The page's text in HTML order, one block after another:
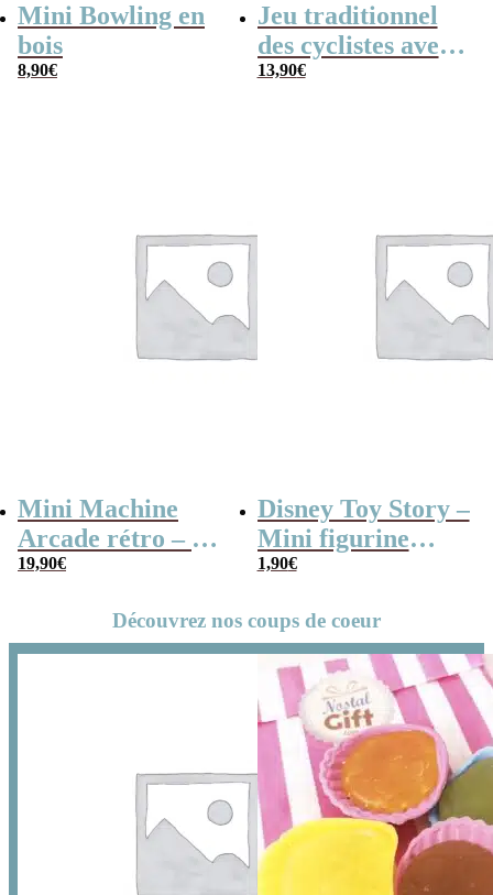
Mini Bowling en
bois
8,90€
Jeu traditionnel
des cyclistes avec
billes – billes et
13,90€
Mini Machine
Arcade rétro – 26
jeux et 99 niveaux
19,90€
Disney Toy Story –
Mini figurine
mystère série B
1,90€
Découvrez nos coups de coeur